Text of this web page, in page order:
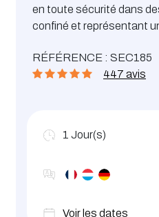
en toute sécurité dans
confiné et représentant
S'exercer aux techniques
sécurité dans les
RÉFÉRENCE : SEC185
447 avis
1 Jour(s)
Voir les dates